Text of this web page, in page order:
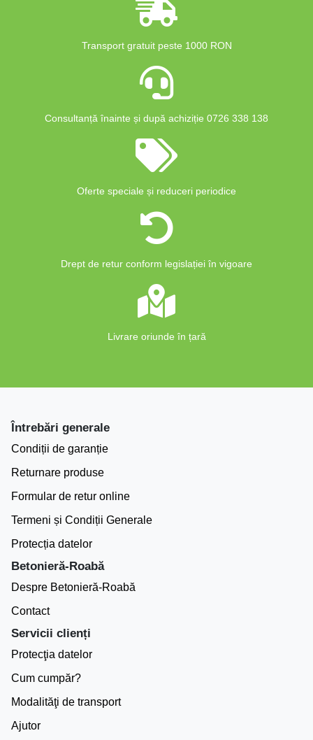
Transport gratuit peste 1000 RON
Consultanță înainte și după achiziție 0726 338 138
Oferte speciale și reduceri periodice
Drept de retur conform legislației în vigoare
Livrare oriunde în țară
Întrebări generale
Condiții de garanție
Returnare produse
Formular de retur online
Termeni și Condiții Generale
Protecția datelor
Betonieră-Roabă
Despre Betonieră-Roabă
Contact
Servicii clienți
Protecţia datelor
Cum cumpăr?
Modalităţi de transport
Ajutor